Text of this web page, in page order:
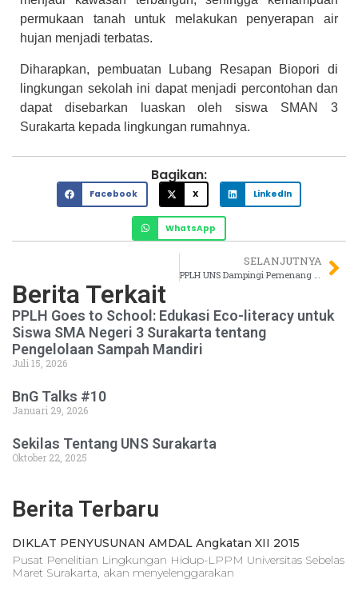
permukaan tanah untuk melakukan penyerapan air
hujan menjadi terbatas.
Diharapkan, pembuatan Lubang Resapan Biopori di
lingkungan sekolah ini dapat menjadi percontohan dan
dapat disebarkan luaskan oleh siswa SMAN 3
Surakarta kepada lingkungan rumahnya.
Bagikan:
Facebook X LinkedIn
WhatsApp
SELANJUTNYA
PPLH UNS Dampingi Pemenang Penghargaan “Nirwasita Tantra” Tahun 2021
Berita Terkait
PPLH Goes to School: Edukasi Eco-literacy untuk
Siswa SMA Negeri 3 Surakarta tentang
Pengelolaan Sampah Mandiri
Juli 15, 2026
BnG Talks #10
Januari 29, 2026
Sekilas Tentang UNS Surakarta
Oktober 22, 2025
Berita Terbaru
DIKLAT PENYUSUNAN AMDAL Angkatan XII 2015
Pusat Penelitian Lingkungan Hidup-LPPM Universitas Sebelas
Maret Surakarta, akan menyelenggarakan